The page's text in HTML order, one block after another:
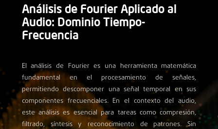
Análisis de Fourier Aplicado al
Audio: Dominio Tiempo-
Frecuencia
El análisis de Fourier es una herramienta matemática
fundamental en el procesamiento de señales,
permitiendo descomponer una señal temporal en sus
componentes frecuenciales. En el contexto del audio,
este análisis es esencial para tareas como compresión,
filtrado, síntesis y reconocimiento de patrones. Sin